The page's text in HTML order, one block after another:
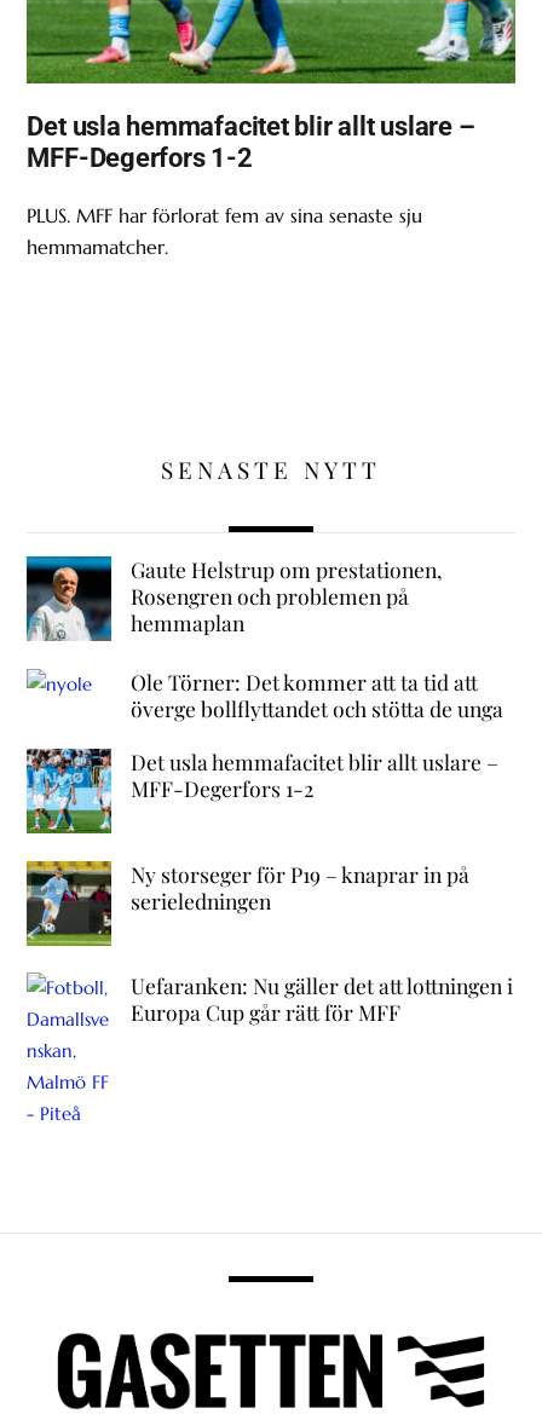
Det usla hemmafacitet blir allt uslare –
MFF-Degerfors 1-2
PLUS. MFF har förlorat fem av sina senaste sju
hemmamatcher.
SENASTE NYTT
Gaute Helstrup om prestationen,
Rosengren och problemen på
hemmaplan
Ole Törner: Det kommer att ta tid att
överge bollflyttandet och stötta de unga
Det usla hemmafacitet blir allt uslare –
MFF-Degerfors 1-2
Ny storseger för P19 – knaprar in på
serieledningen
Uefaranken: Nu gäller det att lottningen i
Europa Cup går rätt för MFF